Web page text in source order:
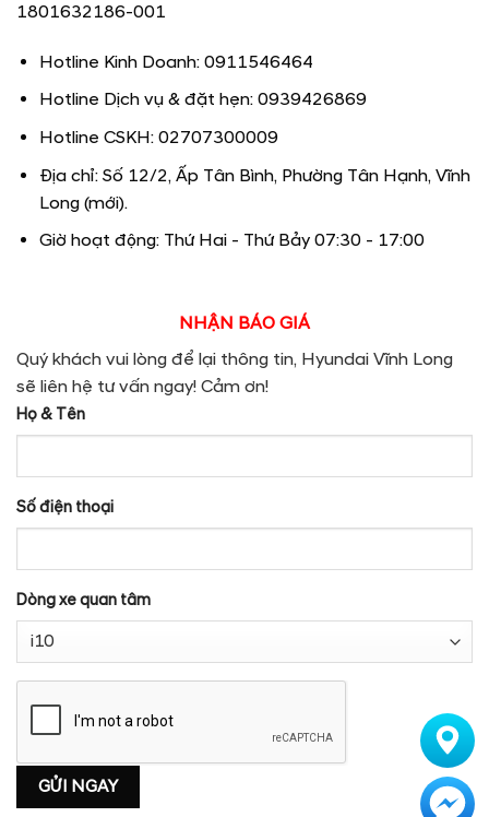
1801632186-001
Hotline Kinh Doanh: 0911546464
Hotline Dịch vụ & đặt hẹn: 0939426869
Hotline CSKH: 02707300009
Địa chỉ: Số 12/2, Ấp Tân Bình, Phường Tân Hạnh, Vĩnh
Long (mới).
Giờ hoạt động: Thứ Hai - Thứ Bảy 07:30 - 17:00
NHẬN BÁO GIÁ
Quý khách vui lòng để lại thông tin, Hyundai Vĩnh Long
sẽ liên hệ tư vấn ngay! Cảm ơn!
Họ & Tên
Số điện thoại
Dòng xe quan tâm